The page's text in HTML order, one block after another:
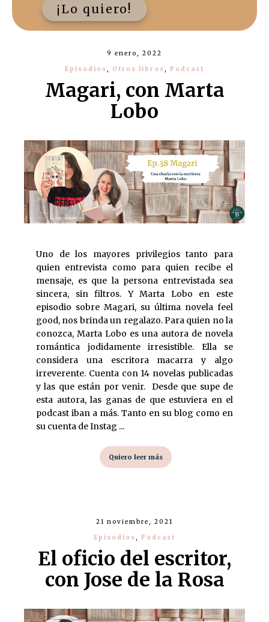
¡Lo quiero!
9 enero, 2022
Episodios, Otros libros, Podcast
Magari, con Marta
Lobo
Uno de los mayores privilegios tanto para
quien entrevista como para quien recibe el
mensaje, es que la persona entrevistada sea
sincera, sin filtros. Y Marta Lobo en este
episodio sobre Magari, su última novela feel
good, nos brinda un regalazo. Para quien no la
conozca, Marta Lobo es una autora de novela
romántica jodidamente irresistible. Ella se
considera una escritora macarra y algo
irreverente. Cuenta con 14 novelas publicadas
y las que están por venir. Desde que supe de
esta autora, las ganas de que estuviera en el
podcast iban a más. Tanto en su blog como en
su cuenta de Instag ...
Quiero leer más
21 noviembre, 2021
Episodios, Podcast
El oficio del escritor,
con Jose de la Rosa